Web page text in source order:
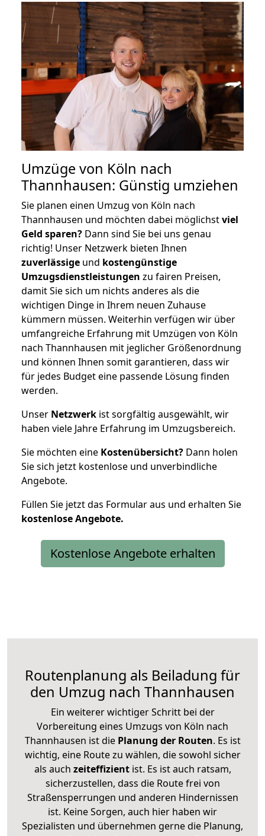
Umzüge von Köln nach
Thannhausen: Günstig umziehen
Sie planen einen Umzug von Köln nach
Thannhausen und möchten dabei möglichstviel
Geld sparen? Dann sind Sie bei uns genau
richtig! Unser Netzwerk bieten Ihnen
zuverlässige und kostengünstige
Umzugsdienstleistungen zu fairen Preisen,
damit Sie sich um nichts anderes als die
wichtigen Dinge in Ihrem neuen Zuhause
kümmern müssen. Weiterhin verfügen wir über
umfangreiche Erfahrung mit Umzügen von Köln
nach Thannhausen mit jeglicher Größenordnung
und können Ihnen somit garantieren, dass wir
für jedes Budget eine passende Lösung finden
werden.
Unser Netzwerk ist sorgfältig ausgewählt, wir
haben viele Jahre Erfahrung im Umzugsbereich.
Sie möchten eine Kostenübersicht? Dann holen
Sie sich jetzt kostenlose und unverbindliche
Angebote.
Füllen Sie jetzt das Formular aus und erhalten Sie
kostenloseAngebote.
Kostenlose Angebote erhalten
Routenplanung als Beiladung für
den Umzug nach Thannhausen
Ein weiterer wichtiger Schritt bei der
Vorbereitung eines Umzugs von Köln nach
Thannhausen ist diePlanung der Routen. Es ist
wichtig, eine Route zu wählen, die sowohl sicher
als auch zeiteffizientist. Es ist auch ratsam,
sicherzustellen, dass die Route frei von
Straßensperrungen und anderen Hindernissen
ist. Keine Sorgen, auch hier haben wir
Spezialisten und übernehmen gerne die Planung,